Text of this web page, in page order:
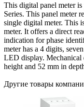
This digital panel meter
Series. This panel meter
single digital meter. This
meter. It offers a direct
indication for phase
meter has a 4 digits,
LED display. Mechanical
height and 52 mm in
Другие товары